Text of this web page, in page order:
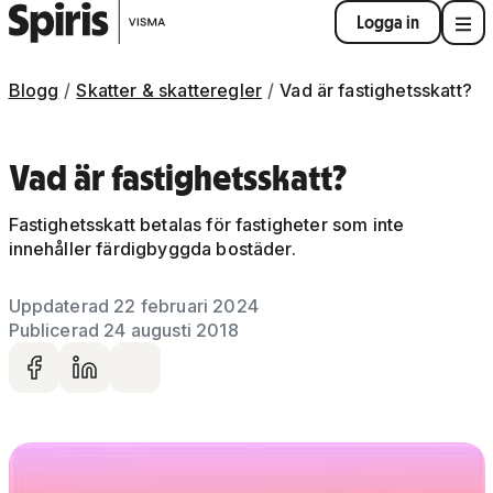
Logga in
Blogg Skatter & skatteregler Vad är fastighetsskatt?
Vad är fastighetsskatt?
Fastighetsskatt betalas för fastigheter som inte
innehåller färdigbyggda bostäder.
Uppdaterad 22 februari 2024
Publicerad 24 augusti 2018
Dela på facebook
Dela på LinkedIn